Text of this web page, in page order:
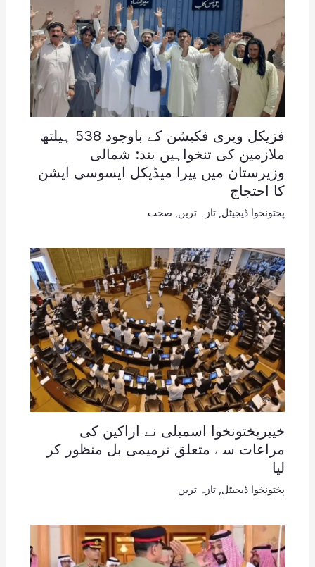
فزیکل ویری فکیشن کے باوجود 538 ہیلتھ
ملازمین کی تنخواہیں بند: شمالی
وزیرستان میں پیرا میڈیکل ایسوسی ایشن
کا احتجاج
پختونخوا ڈیجیٹل, تازہ ترین, صحت
خیبرپختونخوا اسمبلی نے اراکین کی
مراعات سے متعلق ترمیمی بل منظور کر
لیا
پختونخوا ڈیجیٹل تازہ ترین